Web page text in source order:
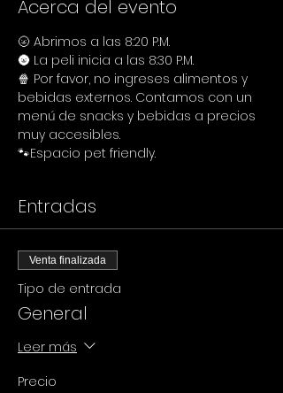
Acerca del evento
🌝 Abrimos a las 8:20 P.M.
🌚 La peli inicia a las 8:30 P.M.
🍿 Por favor, no ingreses alimentos y
bebidas externos. Contamos con un
menú de snacks y bebidas a precios
muy accesibles.
🐾Espacio pet friendly.
Entradas
Venta finalizada
Tipo de entrada
General
Leer más
Precio